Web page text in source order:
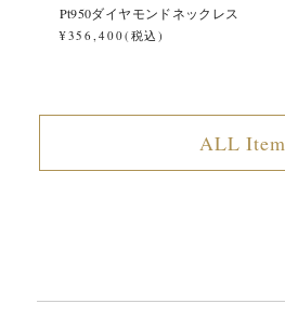
Pt950ダイヤモンドネックレス
¥356,400(税込)
ALL Item